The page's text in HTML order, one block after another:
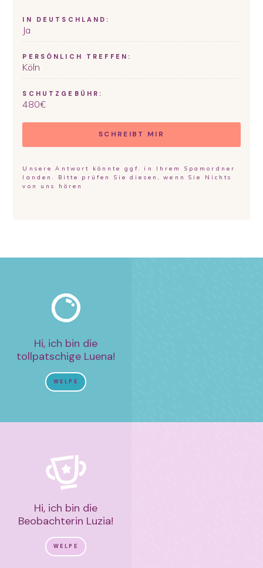
IN DEUTSCHLAND:
Ja
PERSÖNLICH TREFFEN:
Köln
SCHUTZGEBÜHR:
480€
SCHREIBT MIR
Unsere Antwort könnte ggf. in Ihrem Spamordner
landen. Bitte prüfen Sie diesen, wenn Sie Nichts
von uns hören
Hi, ich bin die
tollpatschige Luena!
WELPE
Hi, ich bin die
Beobachterin Luzia!
WELPE